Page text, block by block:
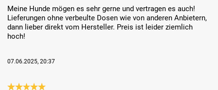
Meine Hunde mögen es sehr gerne und vertragen es auch!
Lieferungen ohne verbeulte Dosen wie von anderen Anbietern,
dann lieber direkt vom Hersteller. Preis ist leider ziemlich
hoch!
07.06.2025, 20:37